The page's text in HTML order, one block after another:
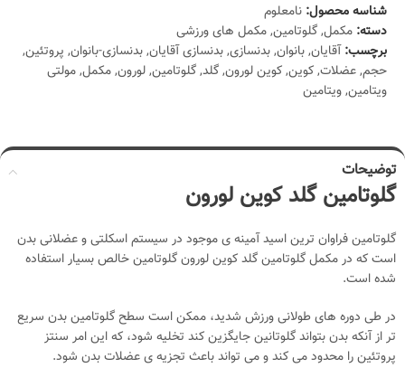
شناسه محصول: نامعلوم
دسته: مکمل,گلوتامین,مکمل های ورزشی
برچسب: آقایان,بانوان,بدنسازی,بدنسازی آقایان,بدنسازی-بانوان, پروتئین,
حجم,عضلات,کوین,کوین لورون,گلد,گلوتامین,لورون,مکمل,مولتی
ویتامین,ویتامین
توضیحات
گلوتامین گلد کوین لورون
گلوتامین فراوان ترین اسید آمینه ی موجود در سیستم اسکلتی و عضلانی بدن
است که در مکمل گلوتامین گلد کوین لورون گلوتامین خالص بسیار استفاده
شده است.
در طی دوره های طولانی ورزش شدید، ممکن است سطح گلوتامین بدن سریع
تر از آنکه بدن بتواند گلوتانین جایگزین کند تخلیه شود، که این امر سنتز
پروتئین را محدود می کند و می تواند باعث تجزیه ی عضلات بدن شود.